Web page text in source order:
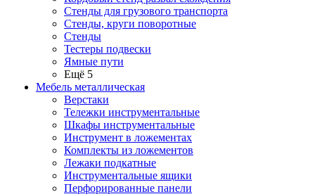
Стенды для грузового транспорта
Стенды, круги поворотные
Стенды
Тестеры подвески
Ямные пути
Ещё 5
Мебель металлическая
Верстаки
Тележки инструментальные
Шкафы инструментальные
Инструмент в ложементах
Комплекты из ложементов
Лежаки подкатные
Инструментальные ящики
Перфорированные панели